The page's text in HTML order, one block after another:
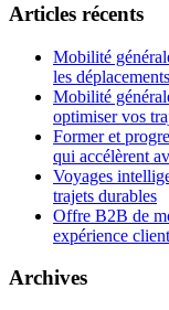
Articles récents
Mobilité
les
Mobilité
optimiser vos
Former et
qui accélèrent
Voyages
trajets durables
Offre B2B de
expérience
Archives